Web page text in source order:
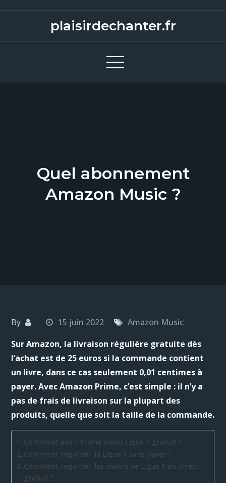
plaisirdechanter.fr
Quel abonnement
Amazon Music ?
By 15 juin 2022
Amazon Music
Sur Amazon, la livraison régulière gratuite dès
l’achat est de 25 euros si la commande contient
un livre, dans ce cas seulement 0,01 centimes à
payer. Avec Amazon Prime, c’est simple : il n’y a
pas de frais de livraison sur la plupart des
produits, quelle que soit la taille de la commande.
Comment avoir Prime Video Ligue 1 gratuit ?
Comment regarder la Ligue 1 sans payer ?
Comment regarder les match de Ligue 1 en direct
gratuit ?